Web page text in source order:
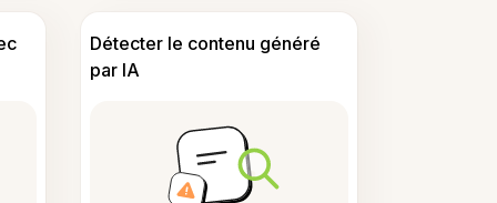
Détecter le contenu généré
par IA